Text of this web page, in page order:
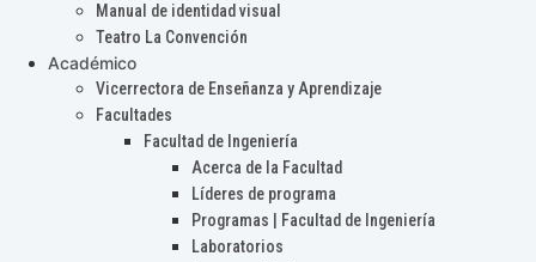
Manual de identidad visual
Teatro La Convención
Académico
Vicerrectora de Enseñanza y Aprendizaje
Facultades
Facultad de Ingeniería
Acerca de la Facultad
Líderes de programa
Programas | Facultad de Ingeniería
Laboratorios